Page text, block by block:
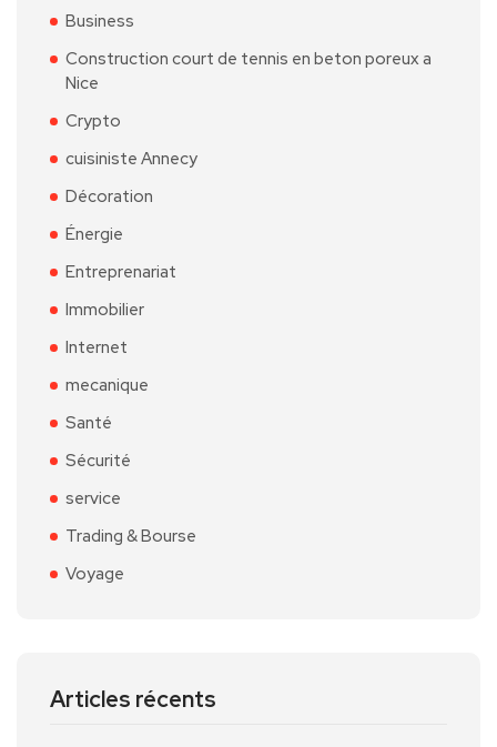
Business
Construction court de tennis en beton poreux a
Nice
Crypto
cuisiniste Annecy
Décoration
Énergie
Entreprenariat
Immobilier
Internet
mecanique
Santé
Sécurité
service
Trading & Bourse
Voyage
Articles récents